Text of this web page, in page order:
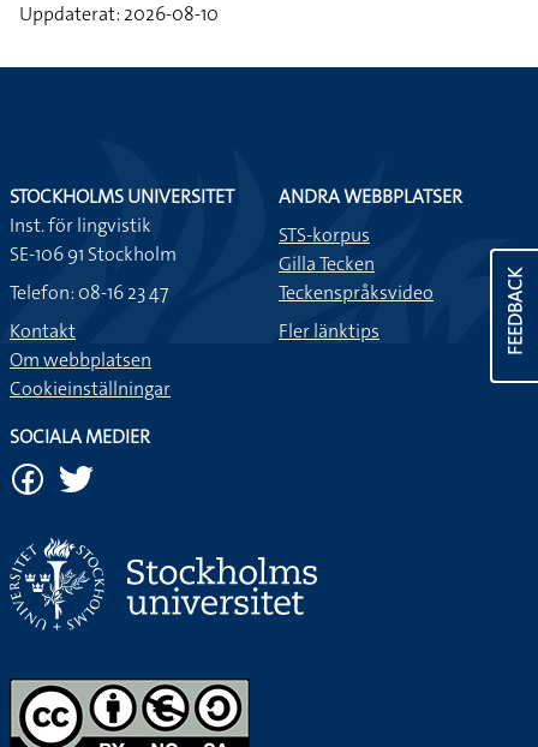
Uppdaterat: 2026-08-10
FEEDBACK
STOCKHOLMS UNIVERSITET
Inst. för lingvistik
SE-106 91 Stockholm
Telefon: 08-16 23 47
Kontakt
Om webbplatsen
Cookieinställningar
ANDRA WEBBPLATSER
STS-korpus
Gilla Tecken
Teckenspråksvideo
Fler länktips
SOCIALA MEDIER